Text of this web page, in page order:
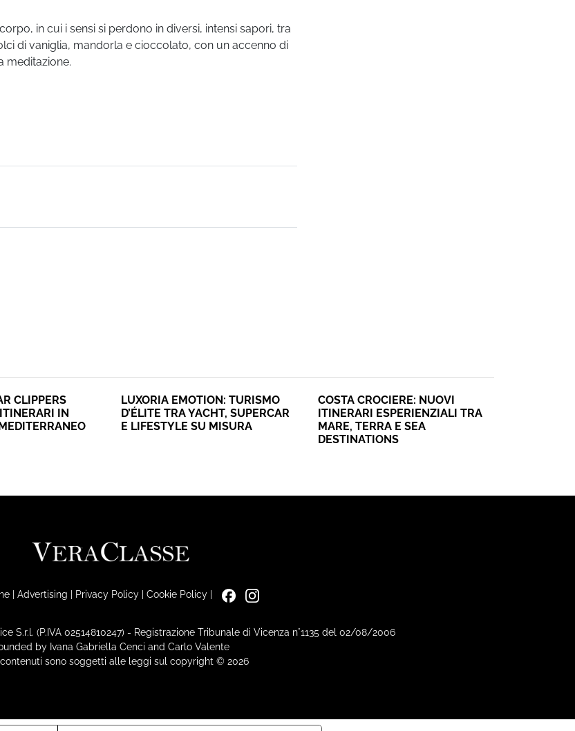
in cui i sensi si perdono in diversi, intensi sapori, tra
di vaniglia, mandorla e cioccolato, con un accenno di
meditazione.
CLIPPERS
IN
LUXORIA EMOTION: TURISMO
D’ÉLITE TRA YACHT, SUPERCAR
E LIFESTYLE SU MISURA
COSTA CROCIERE: NUOVI
ITINERARI ESPERIENZIALI TRA
MARE, TERRA E SEA
DESTINATIONS
| Advertising | Privacy Policy| Cookie Policy|
S.r.l. (P.IVA 02514810247) - Registrazione Tribunale di Vicenza n°1135 del 02/08/2006
by Ivana Gabriella Cenci and Carlo Valente
sono soggetti alle leggi sul copyright © 2026